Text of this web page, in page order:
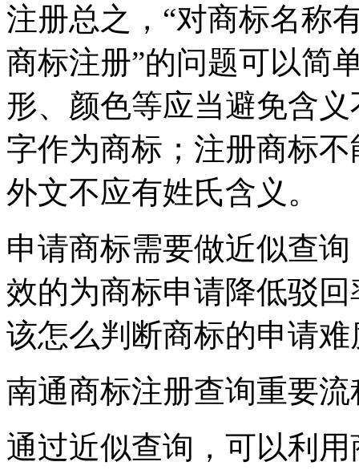
注册总之，“对商标名称
商标注册”的问题可以简
形、颜色等应当避免含
字作为商标；注册商标
外文不应有姓氏含义。
申请商标需要做近似查
效的为商标申请降低驳
该怎么判断商标的申请难
南通商标注册查询重要流
通过近似查询，可以利